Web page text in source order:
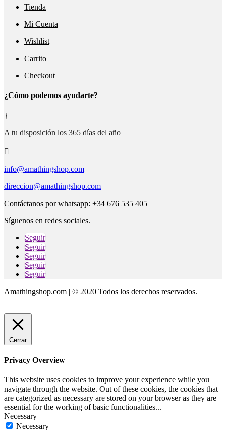
Tienda
Mi Cuenta
Wishlist
Carrito
Checkout
¿Cómo podemos ayudarte?
}
A tu disposición los 365 días del año

info@amathingshop.com
direccion@amathingshop.com
Contáctanos por whatsapp: +34 676 535 405
Síguenos en redes sociales.
Seguir
Seguir
Seguir
Seguir
Seguir
Amathingshop.com | © 2020 Todos los derechos reservados.
Cerrar
Privacy Overview
This website uses cookies to improve your experience while you
navigate through the website. Out of these cookies, the cookies that
are categorized as necessary are stored on your browser as they are
essential for the working of basic functionalities...
Necessary
Necessary